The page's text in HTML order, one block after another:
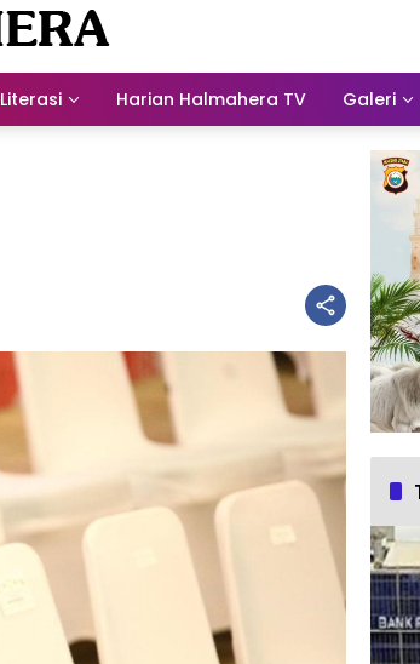
Literasi Harian Halmahera TV Galeri